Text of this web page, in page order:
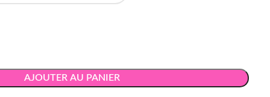
AJOUTER AU PANIER